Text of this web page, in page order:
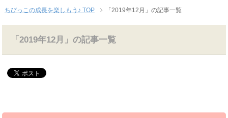
ちびっこの成長を楽しもう♪ TOP 「2019年12月」の記事一覧
「2019年12月」の記事一覧